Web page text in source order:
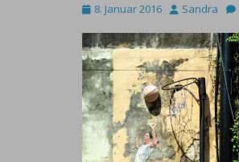
Posted
8. Januar 2016 AutorSandra